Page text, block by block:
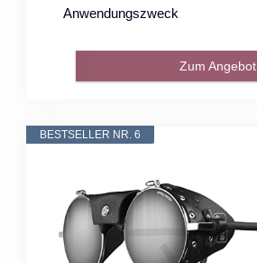
Anwendungszweck
Zum Angebot
BESTSELLER NR. 6